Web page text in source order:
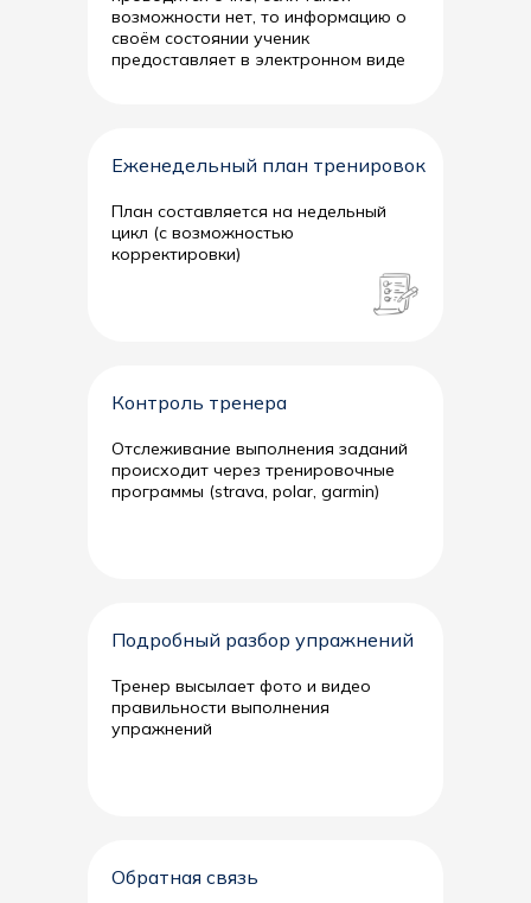
Дети
Разовая тренировка:
Купить
7 000
Купить
Подробный разбор упражнений
Тренер высылает фото и видео
правильности выполнения
упражнений
Обратная связь
Еженедельный план тренировок
План составляется на недельный
цикл (с возможностью
корректировки)
Контроль тренера
Отслеживание выполнения заданий
происходит через тренировочные
программы (strava, polar, garmin)
возможности нет, то информацию о
своём состоянии ученик
предоставляет в электронном виде